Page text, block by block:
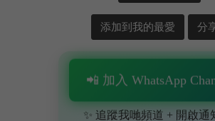
添加到我的最愛 分
📲 加入 WhatsApp
✨ 追蹤我哋頻道 + 開啟通